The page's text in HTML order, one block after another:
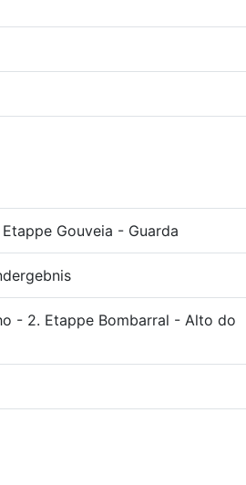
Gouveia - Guarda
- 2. Etappe Bombarral - Alto do